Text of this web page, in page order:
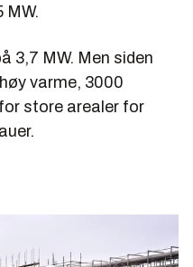
MW.
3,7 MW. Men siden
varme, 3000
store arealer for